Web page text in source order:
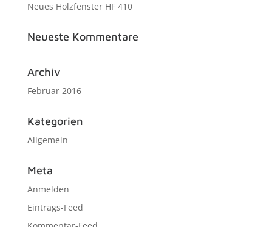
Neues Holzfenster HF 410
Neueste Kommentare
Archiv
Februar 2016
Kategorien
Allgemein
Meta
Anmelden
Eintrags-Feed